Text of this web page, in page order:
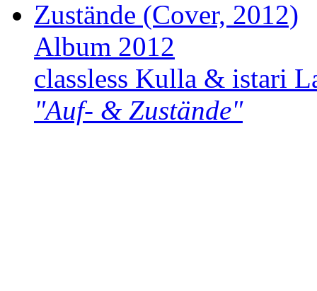
Album 2012
classless Kulla & istari
"Auf- & Zustände"